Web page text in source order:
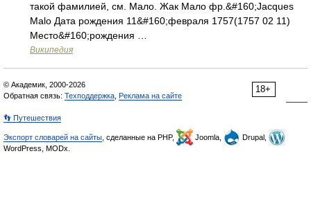
такой фамилией, см. Мало. Жак Мало фр.&#160;Jacques
Malo Дата рождения 11&#160;февраля 1757(1757 02 11)
Место&#160;рождения …
Википедия
18+
© Академик, 2000-2026
Обратная связь: Техподдержка Реклама на сайте
👣 Путешествия
Экспорт словарей на сайты , сделанные на PHP, Joomla,
Drupal,
WordPress, MODx.